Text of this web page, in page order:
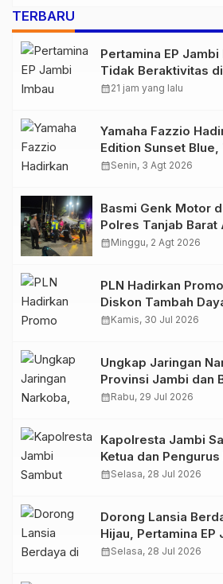
TERBARU
Pertamina EP
Tidak Beraktivitas
Migas Demi
calendar_month21 jam yang lalu
Yamaha Fazzio
Edition Sunset Blue,
Retro Summer yang
calendar_monthSenin, 3 Agt 2026
Basmi Genk Motor
Polres Tanjab Barat
Kendaraan
calendar_monthMinggu, 2 Agt 2026
PLN Hadirkan
Diskon Tambah
GIIAS 2026
calendar_monthKamis, 30 Jul 2026
Ungkap Jaringan
Provinsi Jambi dan
Amankan Sembilan
calendar_monthRabu, 29 Jul 2026
Kapolresta Jambi
Ketua dan
Perkuat Sinergi dan
calendar_monthSelasa, 28 Jul 2026
Dorong Lansia
Hijau, Pertamina EP
Lansiapreneur Batik
calendar_monthSelasa, 28 Jul 2026